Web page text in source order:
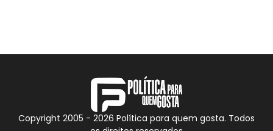
Copyright 2005 - 2026 Política para quem gosta. Todos